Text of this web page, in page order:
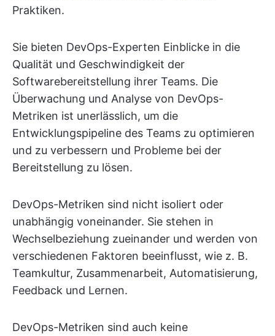
Praktiken.
Sie bieten DevOps-Experten Einblicke in die
Qualität und Geschwindigkeit der
Softwarebereitstellung ihrer Teams. Die
Überwachung und Analyse von DevOps-
Metriken ist unerlässlich, um die
Entwicklungspipeline des Teams zu optimieren
und zu verbessern und Probleme bei der
Bereitstellung zu lösen.
DevOps-Metriken sind nicht isoliert oder
unabhängig voneinander. Sie stehen in
Wechselbeziehung zueinander und werden von
verschiedenen Faktoren beeinflusst, wie z. B.
Teamkultur, Zusammenarbeit, Automatisierung,
Feedback und Lernen.
DevOps-Metriken sind auch keine